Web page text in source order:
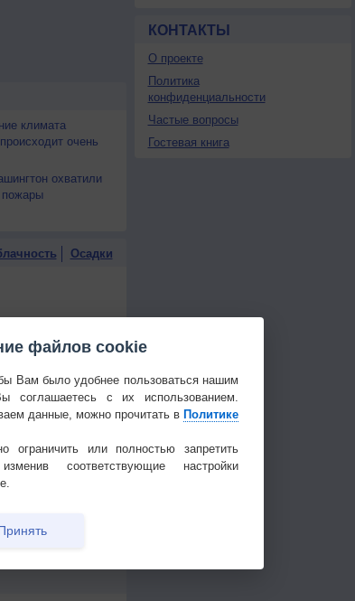
климата
очень
охватили
Осадки
КОНТАКТЫ
О проекте
Политика
конфиденциальности
Частые вопросы
Гостевая книга
файлов cookie
Вам было удобнее пользоваться нашим
соглашаетесь с их использованием.
данные, можно прочитать в Политике
ограничить или полностью запретить
соответствующие настройки